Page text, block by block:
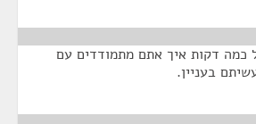
כמה דקות איך אתם מתמודדים עם
בעניין.